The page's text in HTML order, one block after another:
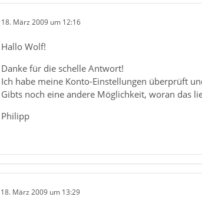
18. März 2009 um 12:16
Hallo Wolf!
Danke für die schelle Antwort!
Ich habe meine Konto-Einstellungen überprüft
Gibts noch eine andere Möglichkeit, woran das
Philipp
18. März 2009 um 13:29